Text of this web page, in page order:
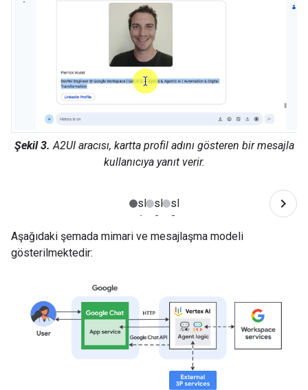
Şekil 3. A2UI aracısı, kartta profil adını gösteren bir mesajla
kullanıcıya yanıt verir.
Aşağıdaki şemada mimari ve mesajlaşma modeli
gösterilmektedir: